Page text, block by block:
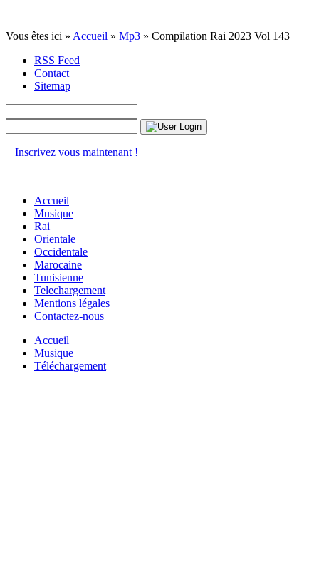
Vous êtes ici » Accueil » Mp3 » Compilation Rai 2023 Vol 143
RSS Feed
Contact
Sitemap
+ Inscrivez vous maintenant !
Accueil
Musique
Rai
Orientale
Occidentale
Marocaine
Tunisienne
Telechargement
Mentions légales
Contactez-nous
Accueil
Musique
Téléchargement